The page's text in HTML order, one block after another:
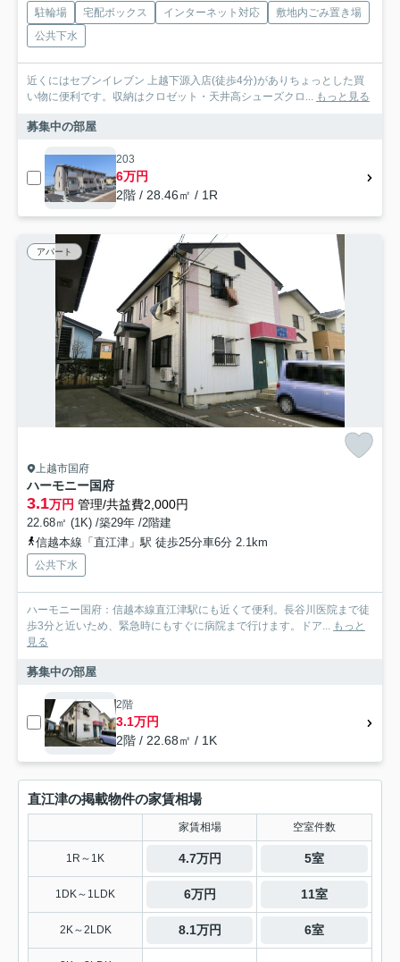
駐輪場 宅配ボックス インターネット対応
敷地内ごみ置き場
公共下水
近くにはセブンイレブン 上越下源入店(徒歩4分)がありちょっとした買
い物に便利です。収納はクロゼット・天井高シューズクロ... もっと見る
募集中の部屋
203
6万円
2階 / 28.46㎡ / 1R
アパート
上越市国府
ハーモニー国府
3.1万円 管理/共益費2,000円
22.68㎡ (1K) /築29年 /2階建
信越本線「直江津」駅 徒歩25分車6分 2.1km
公共下水
ハーモニー国府：信越本線直江津駅にも近くて便利。長谷川医院まで徒
歩3分と近いため、緊急時にもすぐに病院まで行けます。ドア...
もっと
見る
募集中の部屋
2階
3.1万円
2階 / 22.68㎡ / 1K
直江津の掲載物件の家賃相場
家賃相場 空室件数
1R～1K 4.7万円 5室
1DK～1LDK 6万円 11室
2K～2LDK 8.1万円 6室